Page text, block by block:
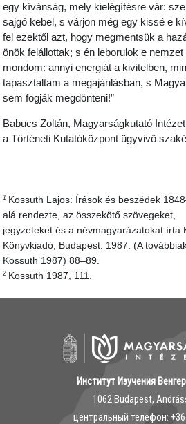
egy kívánság, mely kielégítésre vár:
sajgó kebel, s várjon még egy kissé e
fel ezektől azt, hogy megmentsük a
önök felállottak; s én leborulok e
mondom: annyi energiát a kivitelben,
tapasztaltam a megajánlásban, s
sem fogják megdönteni!”
Babucs Zoltán, Magyarságkutató Intézet
a Történeti Kutatóközpont ügyvivő
1 Kossuth Lajos: Írások és beszédek
alá rendezte, az összekötő szövegeket,
jegyzeteket és a névmagyarázatokat írta
Könyvkiadó, Budapest. 1987. (A
Kossuth 1987) 88–89.
2 Kossuth 1987, 111.
Институт Изучения
1062 Budapest,
центральный телефон: